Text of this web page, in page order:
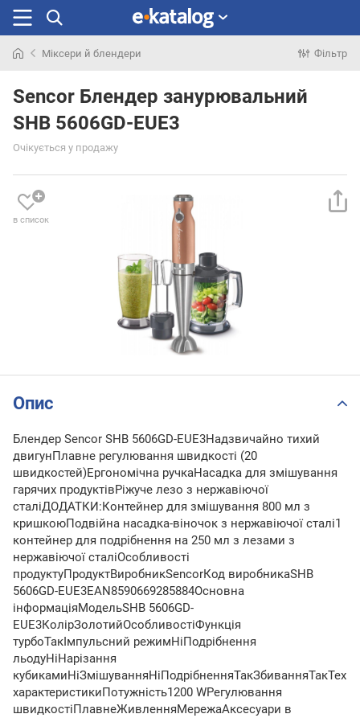
раніше
Міксери й блендери Фільтр
Sencor Блендер занурювальний
SHB 5606GD-EUE3
Очікується у продажу
в список
Опис
Блендер Sencor SHB 5606GD-EUE3Надзвичайно тихий
двигунПлавне регулювання швидкості (20
швидкостей)Ергономічна ручкаНасадка для змішування
гарячих продуктівРіжуче лезо з нержавіючої
сталіДОДАТКИ:Контейнер для змішування 800 мл з
кришкоюПодвійна насадка-віночок з нержавіючої сталі1
контейнер для подрібнення на 250 мл з лезами з
нержавіючої сталіОсобливості
продуктуПродуктВиробникSencorКод виробникаSHB
5606GD-EUE3EAN8590669285884Основна
інформаціяМодельSHB 5606GD-
EUE3КолірЗолотийОсобливостіФункція
турбоТакІмпульсний режимНіПодрібнення
льодуНіНарізання
характеристикиПотужність1200 WРегулювання
швидкостіПлавнеЖивленняМережаАксесуари в